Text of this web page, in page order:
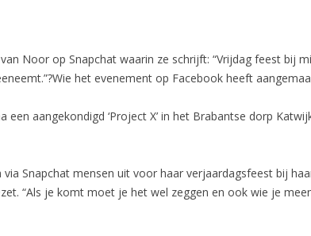
Noor op Snapchat waarin ze schrijft: “Vrijdag feest bij
het evenement op Facebook heeft
aangekondigd ‘Project X’ in het Brabantse dorp
Snapchat mensen uit voor haar verjaardagsfeest bij
“Als je komt moet je het wel zeggen en ook wie je